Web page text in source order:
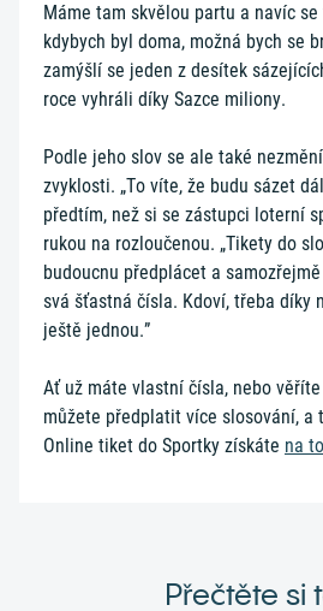
Máme tam skvělou partu a navíc
kdybych byl doma, možná bych se
zamýšlí se jeden z desítek
roce vyhráli díky Sazce miliony.
Podle jeho slov se ale také
zvyklosti. „To víte, že budu sázet
předtím, než si se zástupci loterní
rukou na rozloučenou. „Tikety do
budoucnu předplácet a
svá šťastná čísla. Kdoví, třeba díky
ještě jednou.”
Ať už máte vlastní čísla, nebo
můžete předplatit více slosování, a
Online tiket do Sportky získáte na
Přečtěte si